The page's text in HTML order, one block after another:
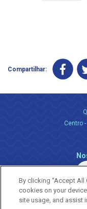
Compartilhar:
Centro
By clicking “Accept
cookies on your
site usage, and assist